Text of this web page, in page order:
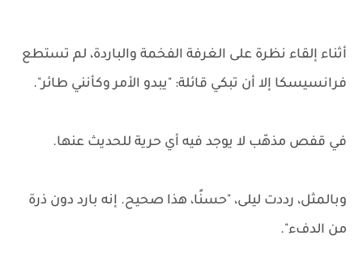
أثناء إلقاء نظرة على الغرفة الفخمة والباردة، لم تستطع
فرانسيسكا إلا أن تبكي قائلة: "يبدو الأمر وكأنني طائر".
في قفص مذهّب لا يوجد فيه أي حرية للحديث عنها.
وبالمثل، رددت ليلى، "حسنًا، هذا صحيح. إنه بارد دون ذرة
من الدفء".